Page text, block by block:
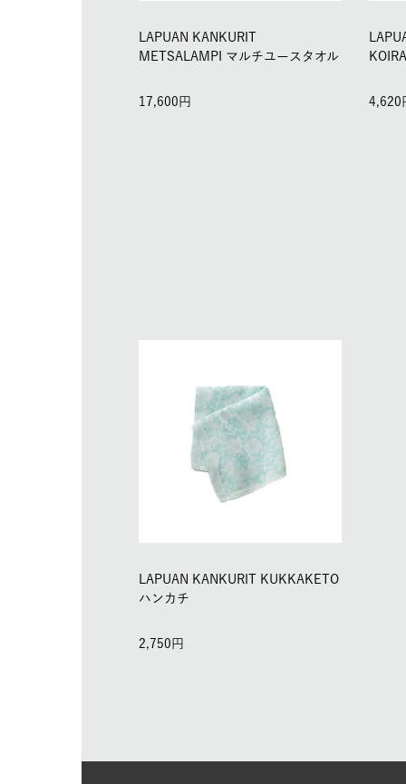
LAPUAN KANKURIT
METSALAMPI マルチユースタオル
17,600 4,620
LAPUAN KANKURIT KUKKAKETO
ハンカチ
2,750